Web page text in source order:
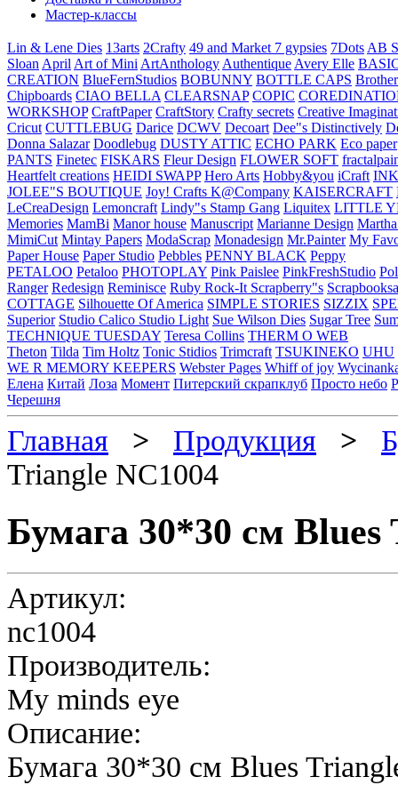
Мастер-классы
Lin & Lene Dies 13arts 2Crafty 49 and Market 7 gypsies 7Dots AB
Sloan April Art of Mini ArtAnthology Authentique Avery Elle
CREATION BlueFernStudios BOBUNNY BOTTLE CAPS Brother
Chipboards CIAO BELLA CLEARSNAP COPIC
WORKSHOP CraftPaper CraftStory Crafty secrets Creative
Cricut CUTTLEBUG Darice DCWV Decoart Dee"s Distinctively
Donna Salazar Doodlebug DUSTY ATTIC ECHO PARK Eco paper
PANTS Finetec FISKARS Fleur Design FLOWER SOFT
Heartfelt creations HEIDI SWAPP Hero Arts Hobby&you iCraft
JOLEE"S BOUTIQUE Joy! Crafts K@Company KAISERCRAFT
LeCreaDesign Lemoncraft Lindy"s Stamp Gang Liquitex LITTLE
Memories MamBi Manor house Manuscript Marianne Design
MimiCut Mintay Papers ModaScrap Monadesign Mr.Painter My
Paper House Paper Studio Pebbles PENNY BLACK Peppy
PETALOO Petaloo PHOTOPLAY Pink Paislee PinkFreshStudio
Ranger Redesign Reminisce Ruby Rock-It Scrapberry"s
COTTAGE Silhouette Of America SIMPLE STORIES SIZZIX
Superior Studio Calico Studio Light Sue Wilson Dies Sugar Tree
TECHNIQUE TUESDAY Teresa Collins THERM O WEB
Theton Tilda Tim Holtz Tonic Stidios Trimcraft TSUKINEKO UHU
WE R MEMORY KEEPERS Webster Pages Whiff of joy
Елена Китай Лоза Момент Питерский скрапклуб Просто небо
Черешня
Главная > Продукция >
Triangle NC1004
Бумага 30*30 см Blues
Артикул:
nc1004
Производитель:
My minds eye
Описание:
Бумага 30*30 см Blues